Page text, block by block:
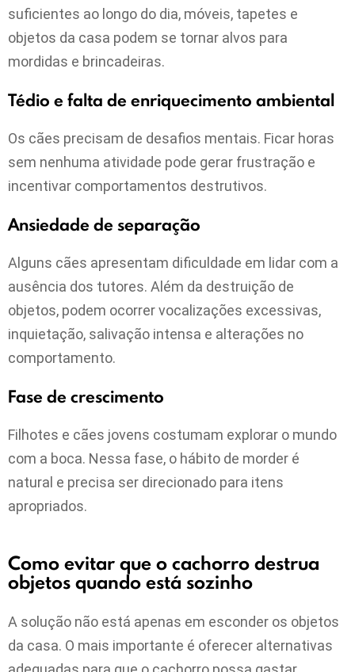
suficientes ao longo do dia, móveis, tapetes e
objetos da casa podem se tornar alvos para
mordidas e brincadeiras.
Tédio e falta de enriquecimento ambiental
Os cães precisam de desafios mentais. Ficar horas
sem nenhuma atividade pode gerar frustração e
incentivar comportamentos destrutivos.
Ansiedade de separação
Alguns cães apresentam dificuldade em lidar com a
ausência dos tutores. Além da destruição de
objetos, podem ocorrer vocalizações excessivas,
inquietação, salivação intensa e alterações no
comportamento.
Fase de crescimento
Filhotes e cães jovens costumam explorar o mundo
com a boca. Nessa fase, o hábito de morder é
natural e precisa ser direcionado para itens
apropriados.
Como evitar que o cachorro destrua
objetos quando está sozinho
A solução não está apenas em esconder os objetos
da casa. O mais importante é oferecer alternativas